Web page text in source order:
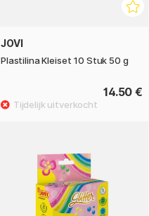
JOVI
Plastilina Kleiset 10 Stuk 50 g
14.50 €